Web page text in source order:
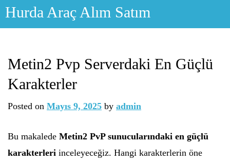
Skip
Hurda Araç Alım Satım
Metin2 Pvp Serverdaki En Güçlü
Karakterler
Posted on Mayıs 9, 2025 by admin
Bu makalede Metin2 PvP sunucularındaki en güçlü
karakterleri inceleyeceğiz. Hangi karakterlerin öne